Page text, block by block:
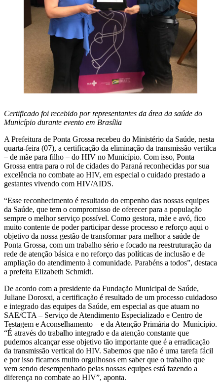
Certificado foi recebido por representantes da área da saúde do
Município durante evento em Brasília
A Prefeitura de Ponta Grossa recebeu do Ministério da Saúde, nesta
quarta-feira (07), a certificação da eliminação da transmissão vertilca
– de mãe para filho – do HIV no Município. Com isso, Ponta
Grossa entra para o rol de cidades do Paraná reconhecidas por sua
excelência no combate ao HIV, em especial o cuidado prestado a
gestantes vivendo com HIV/AIDS.
“Esse reconhecimento é resultado do empenho das nossas equipes
da Saúde, que tem o compromisso de oferecer para a população
sempre o melhor serviço possível. Como gestora, mãe e avó, fico
muito contente de poder participar desse processo e reforço aqui o
objetivo da nossa gestão de transformar para melhor a saúde de
Ponta Grossa, com um trabalho sério e focado na reestruturação da
rede de atenção básica e no reforço das políticas de inclusão e de
ampliação do atendimento à comunidade. Parabéns a todos”, destaca
a prefeita Elizabeth Schmidt.
De acordo com a presidente da Fundação Municipal de Saúde,
Juliane Dorosxi, a certificação é resultado de um processo cuidadoso
e integrado das equipes da Saúde, em especial as que atuam no
SAE/CTA – Serviço de Atendimento Especializado e Centro de
Testagem e Aconselhamento – e da Atenção Primária do Município.
“É através do trabalho integrado e da atenção constante que
pudemos alcançar esse objetivo tão importante que é a erradicação
da transmissão vertical do HIV. Sabemos que não é uma tarefa fácil
e por isso ficamos muito orgulhosos em saber que o trabalho que
vem sendo desempenhado pelas nossas equipes está fazendo a
diferença no combate ao HIV”, aponta.